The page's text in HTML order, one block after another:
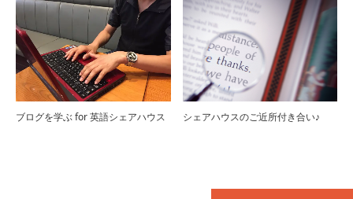
ブログを学ぶ for 英語シェアハウス シェアハウスのご近所付き合い♪
The Borderless & The Firs…